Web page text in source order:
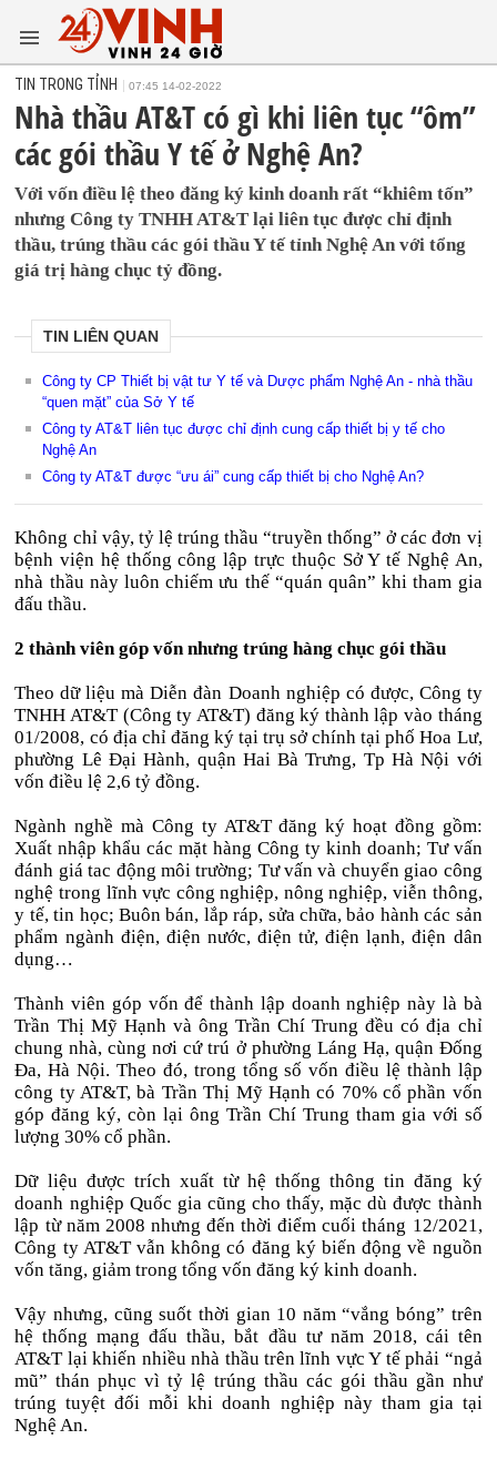
TIN TRONG TỈNH 07:45 14-02-2022
Nhà thầu AT&T có gì khi liên tục “ôm”
các gói thầu Y tế ở Nghệ An?
Với vốn điều lệ theo đăng ký kinh doanh rất “khiêm tốn”
nhưng Công ty TNHH AT&T lại liên tục được chỉ định
thầu, trúng thầu các gói thầu Y tế tỉnh Nghệ An với tổng
giá trị hàng chục tỷ đồng.
TIN LIÊN QUAN
Công ty CP Thiết bị vật tư Y tế và Dược phẩm Nghệ An - nhà thầu
“quen mặt” của Sở Y tế
Công ty AT&T liên tục được chỉ định cung cấp thiết bị y tế cho
Nghệ An
Công ty AT&T được “ưu ái” cung cấp thiết bị cho Nghệ An?
Không chỉ vậy, tỷ lệ trúng thầu “truyền thống” ở các đơn vị
bệnh viện hệ thống công lập trực thuộc Sở Y tế Nghệ An,
nhà thầu này luôn chiếm ưu thế “quán quân” khi tham gia
đấu thầu.
2 thành viên góp vốn nhưng trúng hàng chục gói thầu
Theo dữ liệu mà Diễn đàn Doanh nghiệp có được, Công ty
TNHH AT&T (Công ty AT&T) đăng ký thành lập vào tháng
01/2008, có địa chỉ đăng ký tại trụ sở chính tại phố Hoa Lư,
phường Lê Đại Hành, quận Hai Bà Trưng, Tp Hà Nội với
vốn điều lệ 2,6 tỷ đồng.
Ngành nghề mà Công ty AT&T đăng ký hoạt đồng gồm:
Xuất nhập khẩu các mặt hàng Công ty kinh doanh; Tư vấn
đánh giá tac động môi trường; Tư vấn và chuyển giao công
nghệ trong lĩnh vực công nghiệp, nông nghiệp, viễn thông,
y tế, tin học; Buôn bán, lắp ráp, sửa chữa, bảo hành các sản
phẩm ngành điện, điện nước, điện tử, điện lạnh, điện dân
dụng…
Thành viên góp vốn để thành lập doanh nghiệp này là bà
Trần Thị Mỹ Hạnh và ông Trần Chí Trung đều có địa chỉ
chung nhà, cùng nơi cứ trú ở phường Láng Hạ, quận Đống
Đa, Hà Nội. Theo đó, trong tổng số vốn điều lệ thành lập
công ty AT&T, bà Trần Thị Mỹ Hạnh có 70% cổ phần vốn
góp đăng ký, còn lại ông Trần Chí Trung tham gia với số
lượng 30% cổ phần.
Dữ liệu được trích xuất từ hệ thống thông tin đăng ký
doanh nghiệp Quốc gia cũng cho thấy, mặc dù được thành
lập từ năm 2008 nhưng đến thời điểm cuối tháng 12/2021,
Công ty AT&T vẫn không có đăng ký biến động về nguồn
vốn tăng, giảm trong tổng vốn đăng ký kinh doanh.
Vậy nhưng, cũng suốt thời gian 10 năm “vắng bóng” trên
hệ thống mạng đấu thầu, bắt đầu tư năm 2018, cái tên
AT&T lại khiến nhiều nhà thầu trên lĩnh vực Y tế phải “ngả
mũ” thán phục vì tỷ lệ trúng thầu các gói thầu gần như
trúng tuyệt đối mỗi khi doanh nghiệp này tham gia tại
Nghệ An.